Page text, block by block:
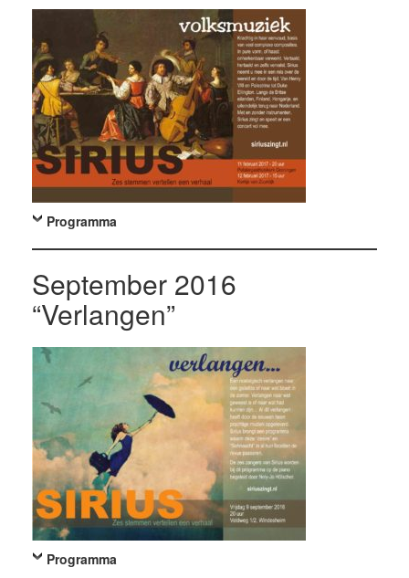
Programma
September 2016
“Verlangen”
Programma